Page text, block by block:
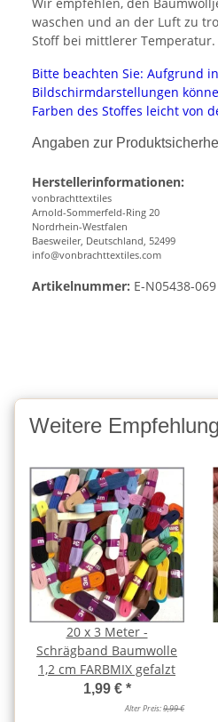
waschen und an der Luft zu
Stoff bei mittlerer Temperatur.
Bitte beachten Sie: Aufgrund
Bildschirmdarstellungen
Farben des Stoffes leicht von
Angaben zur
Herstellerinformationen:
vonbrachttextiles
Arnold-Sommerfeld-Ring 20
Nordrhein-Westfalen
Baesweiler, Deutschland, 52499
info@vonbrachttextiles.com
Artikelnummer: E-N05438-069
Weitere
20 x 3 Meter -
Schrägband Baumwolle
1,2 cm FARBMIX gefalzt
1,99 € *
Alter Preis:9,99 €